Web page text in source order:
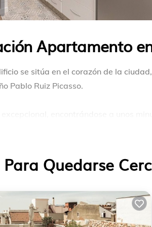
Apartamento
se sitúa en el corazón de la
Pablo Ruiz Picasso.
o la Catedral. Está compuesto
aportan luz y armonía a cada
Destaca por su decoración en
aportando mucha luz y calidez al
Para Quedarse